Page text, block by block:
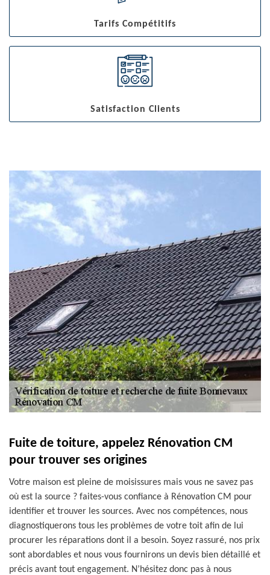
Tarifs Compétitifs
Satisfaction Clients
Fuite de toiture, appelez Rénovation CM
pour trouver ses origines
Votre maison est pleine de moisissures mais vous ne savez pas
où est la source ? faites-vous confiance à Rénovation CM pour
identifier et trouver les sources. Avec nos compétences, nous
diagnostiquerons tous les problèmes de votre toit afin de lui
procurer les réparations dont il a besoin. Soyez rassuré, nos prix
sont abordables et nous vous fournirons un devis bien détaillé et
précis avant tout engagement. N’hésitez donc pas à nous